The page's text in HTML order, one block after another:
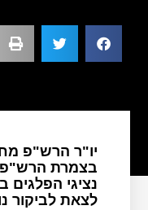
יו"ר הרש"פ
בצמרת הרש"פ
נציגי
לצאת לביקור